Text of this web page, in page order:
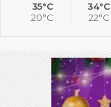
35°C
20°C
34°C
22°C